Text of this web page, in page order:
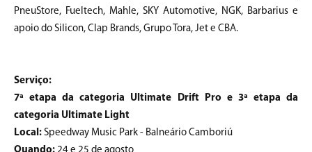
PneuStore, Fueltech, Mahle, SKY Automotive, NGK, Barbarius e
apoio do Silicon, Clap Brands, Grupo Tora, Jet e CBA.
Serviço:
7ª etapa da categoria Ultimate Drift Pro e 3ª etapa da
categoria Ultimate Light
Local: Speedway Music Park - Balneário Camboriú